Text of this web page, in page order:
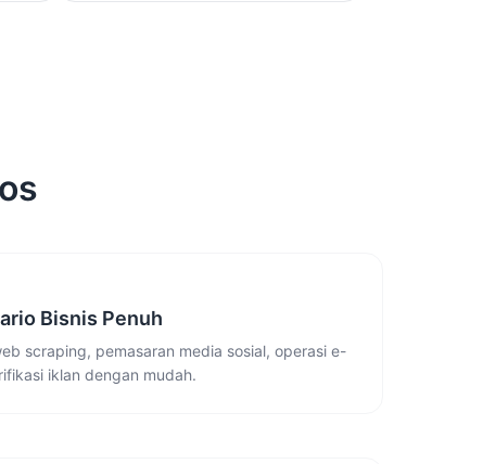
Bisnis Penuh
scraping, pemasaran media sosial, operasi e-
iklan dengan mudah.